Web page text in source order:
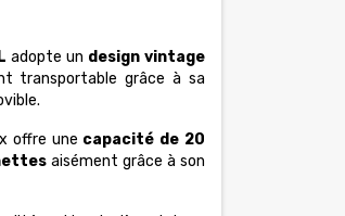
adopte un design vintage
transportable grâce à sa
offre une capacité de 20
aisément grâce à son